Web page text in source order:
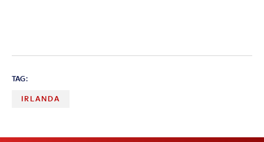
TAG:
IRLANDA